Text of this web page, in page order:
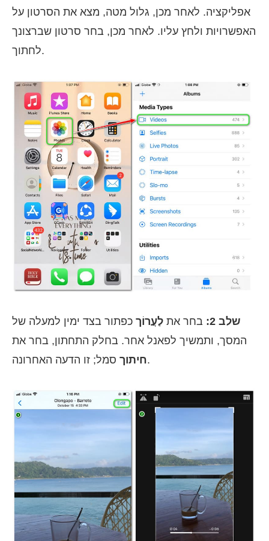
אפליקציה. לאחר מכן, גלול מטה, מצא את הסרטון על
האפשרויות ולחץ עליו. לאחר מכן, בחר סרטון שברצונך
לחתוך.
שלב 2: בחר את לַעֲרוֹך כפתור בצד ימין למעלה של
המסך, ותמשיך לפאנל אחר. בחלק התחתון, בחר את
חיתוךסמל; זו הדעה האחרונה.